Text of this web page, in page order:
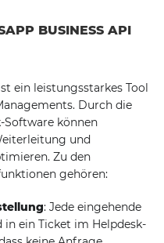
BUSINESS API
ein leistungsstarkes Tool
Durch die
Software können
und
Zu den
gehören:
: Jede eingehende
ein Ticket im Helpdesk-